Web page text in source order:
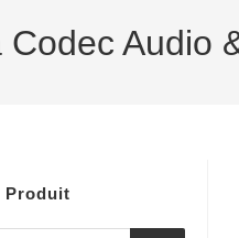
Codec Audio
Produit